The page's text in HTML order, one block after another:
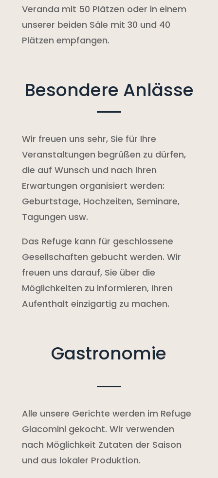
Veranda mit 50 Plätzen oder in einem
unserer beiden Säle mit 30 und 40
Plätzen empfangen.
Besondere Anlässe
Wir freuen uns sehr, Sie für Ihre
Veranstaltungen begrüßen zu dürfen,
die auf Wunsch und nach Ihren
Erwartungen organisiert werden:
Geburtstage, Hochzeiten, Seminare,
Tagungen usw.
Das Refuge kann für geschlossene
Gesellschaften gebucht werden. Wir
freuen uns darauf, Sie über die
Möglichkeiten zu informieren, Ihren
Aufenthalt einzigartig zu machen.
Gastronomie
Alle unsere Gerichte werden im Refuge
Giacomini gekocht. Wir verwenden
nach Möglichkeit Zutaten der Saison
und aus lokaler Produktion.